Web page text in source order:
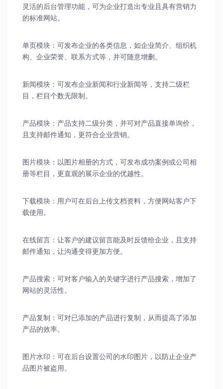
灵活的后台管理功能，可为企业打造出专业且具有营销力
的标准网站。
单页模块：可发布企业的各类信息，如企业简介、组织机
构、企业荣誉、联系方式等，并可随意增删。
新闻模块：可发布企业新闻和行业新闻等，支持二级栏
目，栏目个数无限制。
产品模块：产品支持二级分类，并可对产品直接单询价，
且支持邮件通知，更符合企业营销。
图片模块：以图片相册的方式，可发布成功案例或公司相
册等栏目，更直观的展示企业的优越性。
下载模块：用户可在后台上传文档资料，方便网站客户下
载使用。
在线留言：让客户的建议留言能及时反馈给企业，且支持
邮件通知，让沟通变得更加方便。
产品搜索：可对客户输入的关键字进行产品搜索，增加了
网站的灵活性。
产品复制：可对已添加的产品进行复制，从而提高了添加
产品的效率。
图片水印：可在后台设置公司的水印图片，以防止企业产
品图片被盗用。